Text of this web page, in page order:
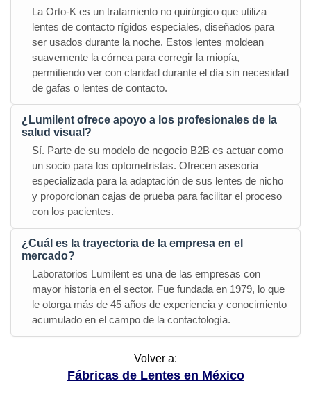
La Orto-K es un tratamiento no quirúrgico que utiliza
lentes de contacto rígidos especiales, diseñados para
ser usados durante la noche. Estos lentes moldean
suavemente la córnea para corregir la miopía,
permitiendo ver con claridad durante el día sin necesidad
de gafas o lentes de contacto.
¿Lumilent ofrece apoyo a los profesionales de la
salud visual?
Sí. Parte de su modelo de negocio B2B es actuar como
un socio para los optometristas. Ofrecen asesoría
especializada para la adaptación de sus lentes de nicho
y proporcionan cajas de prueba para facilitar el proceso
con los pacientes.
¿Cuál es la trayectoria de la empresa en el
mercado?
Laboratorios Lumilent es una de las empresas con
mayor historia en el sector. Fue fundada en 1979, lo que
le otorga más de 45 años de experiencia y conocimiento
acumulado en el campo de la contactología.
Volver a:
Fábricas de Lentes en México